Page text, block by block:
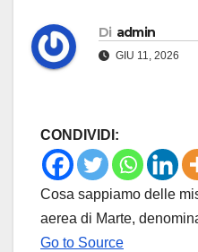
Di admin
GIU 11, 2026
CONDIVIDI:
Cosa sappiamo delle
aerea di Marte,
Go to Source